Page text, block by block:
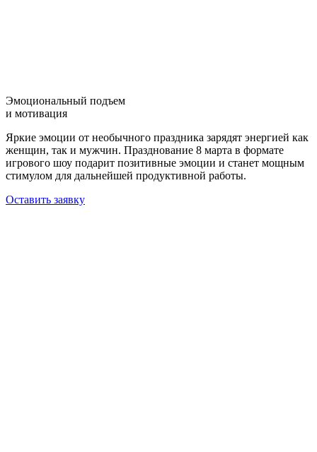
Эмоциональный подъем
и мотивация
Яркие эмоции от необычного праздника зарядят энергией как
женщин, так и мужчин. Празднование 8 марта в формате
игрового шоу подарит позитивные эмоции и станет мощным
стимулом для дальнейшей продуктивной работы.
Оставить заявку